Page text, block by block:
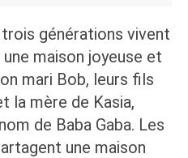
générations vivent
maison joyeuse et
mari Bob, leurs fils
la mère de Kasia,
de Baba Gaba. Les
une maison